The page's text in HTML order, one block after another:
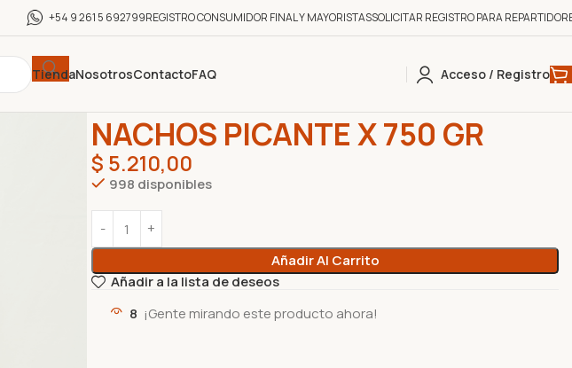
+54 9 261 5 692799REGISTRO CONSUMIDOR FINAL Y MAYORISTASSOLICITAR REGISTRO PARA
TiendaNosotrosContactoFAQ Acceso / Registro
NACHOS PICANTE X 750 GR
$ 5.210,00
998 disponibles
Añadir Al Carrito
Añadir a la lista de deseos
8 ¡Gente mirando este producto ahora!